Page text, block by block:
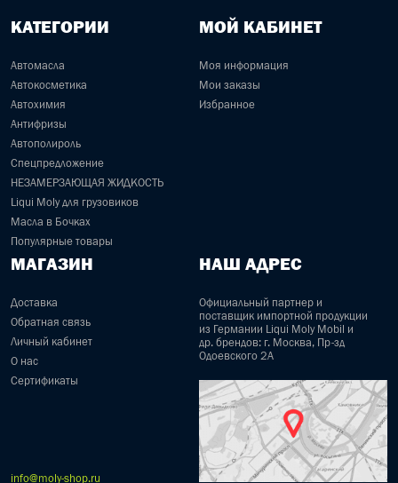
КАТЕГОРИИ
Автомасла
Автокосметика
Автохимия
Антифризы
Автополироль
Спецпредложение
НЕЗАМЕРЗАЮЩАЯ ЖИДКОСТЬ
Liqui Moly для грузовиков
Масла в Бочках
Популярные товары
МОЙ КАБИНЕТ
Моя информация
Мои заказы
Избранное
МАГАЗИН
Доставка
Обратная связь
Личный кабинет
О нас
Сертификаты
НАШ АДРЕС
Официальный партнер и
поставщик импортной продукции
из Германии Liqui Moly Mobil и
др. брендов: г. Москва, Пр-зд
Одоевского 2А
info@moly-shop.ru